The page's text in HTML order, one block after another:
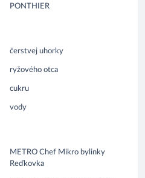
PONTHIER
čerstvej uhorky
ryžového otca
cukru
vody
METRO Chef Mikro bylinky
Reďkovka